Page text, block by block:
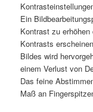
Ein
Kontrast zu
Kontrasts
Bildes wird
einem Verlust von
Das feine
Maß an